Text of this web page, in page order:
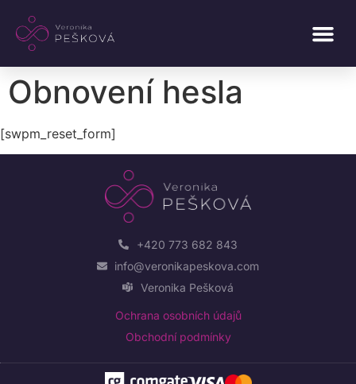
Obnovení hesla
[swpm_reset_form]
+420 773 682 843
info@veronikapeskova.com
Veronika Pešková
Ochrana osobních údajů
Obchodní podmínky